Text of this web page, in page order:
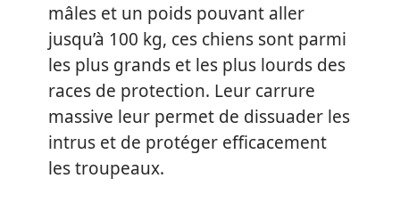
mâles et un poids pouvant aller
jusqu’à 100 kg, ces chiens sont parmi
les plus grands et les plus lourds des
races de protection. Leur carrure
massive leur permet de dissuader les
intrus et de protéger efficacement
les troupeaux.